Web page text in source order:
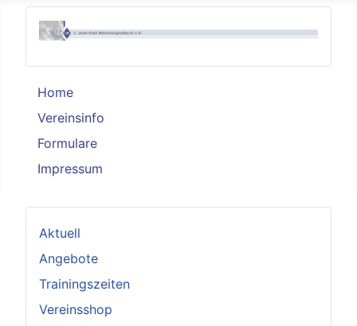
Home
Vereinsinfo
Formulare
Impressum
Aktuell
Angebote
Trainingszeiten
Vereinsshop